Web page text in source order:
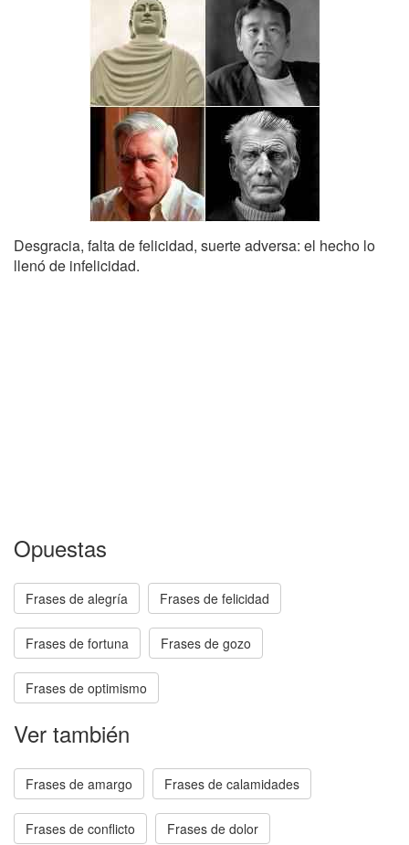
Desgracia, falta de felicidad, suerte adversa: el hecho lo
llenó de infelicidad.
Opuestas
Frases de alegría Frases de felicidad
Frases de fortuna Frases de gozo
Frases de optimismo
Ver también
Frases de amargo Frases de calamidades
Frases de conflicto Frases de dolor